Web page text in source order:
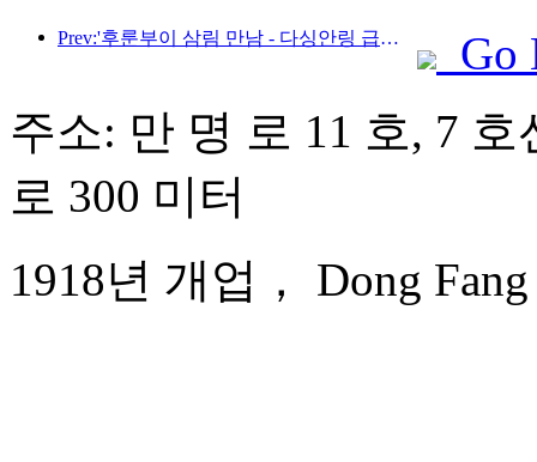
Prev:'후룬부이 삼림 만남 - 다싱안링 급행열차 - 별빛 열차 - 천이 여행' 관광열차가 첫 운행을 시작합니다.
Go
주소: 만 명 로 11 호, 7
로 300 미터
1918년 개업， Dong